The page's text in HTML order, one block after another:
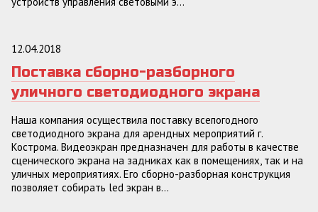
12.04.2018
Поставка сборно-разборного
уличного светодиодного экрана
Наша компания осуществила поставку всепогодного
светодиодного экрана для арендных мероприятий г.
Кострома. Видеоэкран предназначен для работы в качестве
сценического экрана на задниках как в помещениях, так и на
уличных мероприятиях. Его сборно-разборная конструкция
позволяет собирать led экран в...